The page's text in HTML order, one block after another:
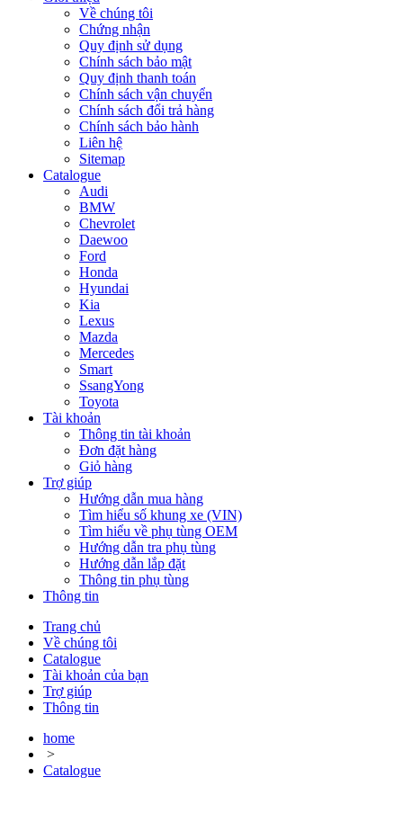
Về chúng tôi
Chứng nhận
Quy định sử dụng
Chính sách bảo mật
Quy định thanh toán
Chính sách vận chuyển
Chính sách đổi trả hàng
Chính sách bảo hành
Liên hệ
Sitemap
Catalogue
Audi
BMW
Chevrolet
Daewoo
Ford
Honda
Hyundai
Kia
Lexus
Mazda
Mercedes
Smart
SsangYong
Toyota
Tài khoản
Thông tin tài khoản
Đơn đặt hàng
Giỏ hàng
Trợ giúp
Hướng dẫn mua hàng
Tìm hiểu số khung xe (VIN)
Tìm hiểu về phụ tùng OEM
Hướng dẫn tra phụ tùng
Hướng dẫn lắp đặt
Thông tin phụ tùng
Thông tin
Trang chủ
Về chúng tôi
Catalogue
Tài khoản của bạn
Trợ giúp
Thông tin
home
>
Catalogue